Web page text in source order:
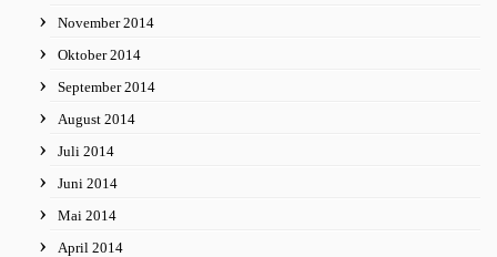
November 2014
Oktober 2014
September 2014
August 2014
Juli 2014
Juni 2014
Mai 2014
April 2014